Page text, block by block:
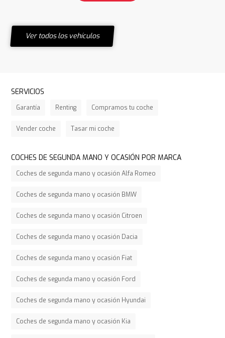
Ver todos los vehículos
SERVICIOS
Garantía Renting Compramos tu coche
Vender coche Tasar mi coche
COCHES DE SEGUNDA MANO Y OCASIÓN POR MARCA
Coches de segunda mano y ocasión Alfa Romeo
Coches de segunda mano y ocasión BMW
Coches de segunda mano y ocasión Citroen
Coches de segunda mano y ocasión Dacia
Coches de segunda mano y ocasión Fiat
Coches de segunda mano y ocasión Ford
Coches de segunda mano y ocasión Hyundai
Coches de segunda mano y ocasión Kia